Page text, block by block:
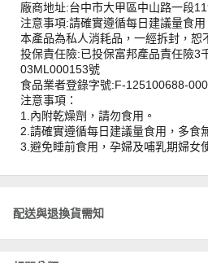
廠商地址:台中市大甲區中山路一段
注意事項:請確實遵循每日建議量食用
本產品為私人消耗品，一經拆封，恕
投保責任險:已投保富邦產品責任險3
03ML000153號
食品業者登錄字號:F-125100688-
注意事項：
1.內附乾燥劑，請勿食用。
2.請確實遵循每日建議量食用，多食
3.避免睡前食用，孕婦及哺乳期婦女
配送與退換貨需知